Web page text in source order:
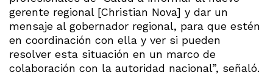
gerente regional [Christian Nova] y dar un
mensaje al gobernador regional, para que estén
en coordinación con ella y ver si pueden
resolver esta situación en un marco de
colaboración con la autoridad nacional”, señaló.